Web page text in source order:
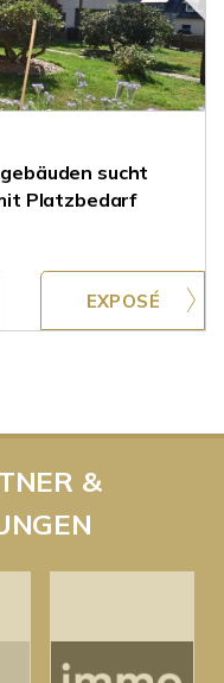
sucht
Platzbedarf
&